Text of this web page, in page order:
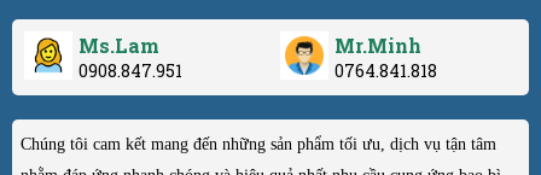
Ms.Lam
0908.847.951
Mr.Minh
0764.841.818
Chúng tôi cam kết mang đến những sản phẩm tối ưu, dịch vụ tận tâm